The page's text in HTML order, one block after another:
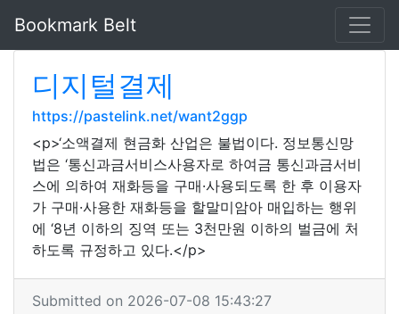
Bookmark Belt
디지털결제
https://pastelink.net/want2ggp
<p>‘소액결제 현금화 산업은 불법이다. 정보통신망
법은 ‘통신과금서비스사용자로 하여금 통신과금서비
스에 의하여 재화등을 구매·사용되도록 한 후 이용자
가 구매·사용한 재화등을 할말미암아 매입하는 행위
에 ‘8년 이하의 징역 또는 3천만원 이하의 벌금에 처
하도록 규정하고 있다.</p>
Submitted on 2026-07-08 15:43:27